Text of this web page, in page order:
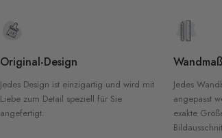
Original-Design
Jedes Design ist einzigartig und wird mit
Liebe zum Detail speziell für Sie
angefertigt.
Jedes
angepasst
exakte